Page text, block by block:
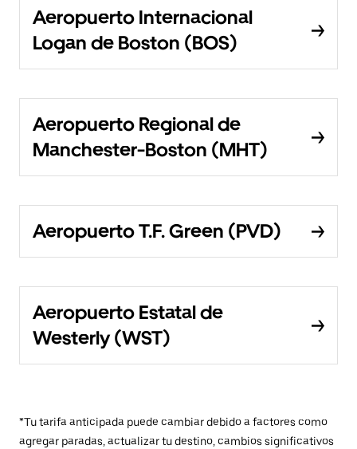
Aeropuerto Internacional
Logan de Boston (BOS)
Aeropuerto Regional de
Manchester-Boston (MHT)
Aeropuerto T.F. Green (PVD)
Aeropuerto Estatal de
Westerly (WST)
*Tu tarifa anticipada puede cambiar debido a factores como
agregar paradas, actualizar tu destino, cambios significativos